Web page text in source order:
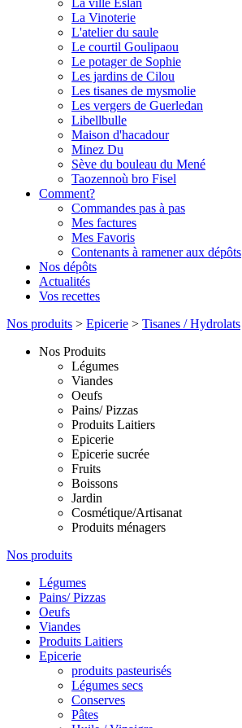
La ville Eslan
La Vinoterie
L'atelier du saule
Le courtil Goulipaou
Le potager de Sophie
Les jardins de Cilou
Les tisanes de mysmolie
Les vergers de Guerledan
Libellbulle
Maison d'hacadour
Minez Du
Sève du bouleau du Mené
Taozennoù bro Fisel
Comment?
Commandes pas à pas
Mes factures
Mes Favoris
Contenants à ramener aux dépôts
Nos dépôts
Actualités
Vos recettes
Nos produits > Epicerie > Tisanes / Hydrolats
Nos Produits
Légumes
Viandes
Oeufs
Pains/ Pizzas
Produits Laitiers
Epicerie
Epicerie sucrée
Fruits
Boissons
Jardin
Cosmétique/Artisanat
Produits ménagers
Nos produits
Légumes
Pains/ Pizzas
Oeufs
Viandes
Produits Laitiers
Epicerie
produits pasteurisés
Légumes secs
Conserves
Pâtes